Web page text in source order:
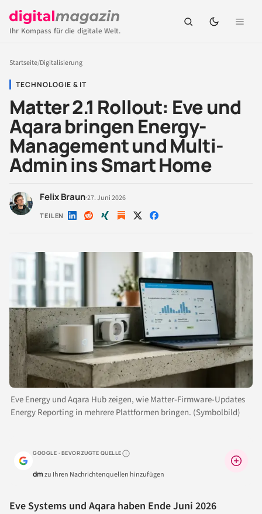
Ihr Kompass für die digitale Welt.
Startseite/Digitalisierung
TECHNOLOGIE & IT
Matter 2.1 Rollout: Eve und
Aqara bringen Energy-
Management und Multi-
Admin ins Smart Home
Felix Braun·27. Juni 2026
TEILEN Auf Auf Auf Auf Auf
Eve Energy und Aqara Hub zeigen, wie Matter-Firmware-Updates
Energy Reporting in mehrere Plattformen bringen. (Symbolbild)
GOOGLE · BEVORZUGTE QUELLEWarum lohnt sich das?
dmzu Ihren Nachrichtenquellen hinzufügen
Eve Systems und Aqara haben Ende Juni 2026